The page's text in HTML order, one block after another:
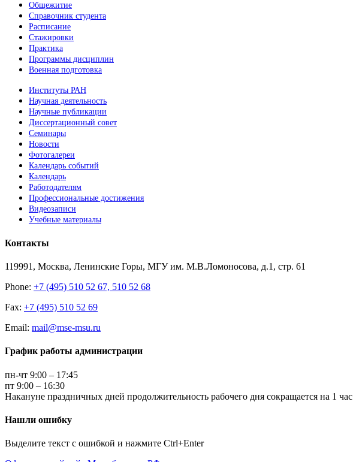
Общежитие
Справочник студента
Расписание
Стажировки
Практика
Программы дисциплин
Военная подготовка
Институты РАН
Научная деятельность
Научные публикации
Диссертационный совет
Семинары
Новости
Фотогалереи
Календарь событий
Календарь
Работодателям
Профессиональные достижения
Видеозаписи
Учебные материалы
Контакты
119991, Москва, Ленинские Горы, МГУ им. М.В.Ломоносова, д.1, стр. 61
Phone: +7 (495) 510 52 67, 510 52 68
Fax: +7 (495) 510 52 69
Email: mail@mse-msu.ru
График работы администрации
пн-чт 9:00 – 17:45
пт 9:00 – 16:30
Накануне праздничных дней продолжительность рабочего дня сокращается на 1 час
Нашли ошибку
Выделите текст с ошибкой и нажмите Ctrl+Enter